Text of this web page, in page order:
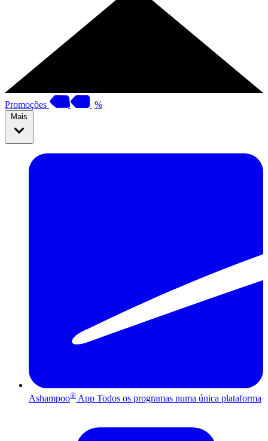
Promoções %
Mais
Ashampoo® App Todos os programas numa única plataforma